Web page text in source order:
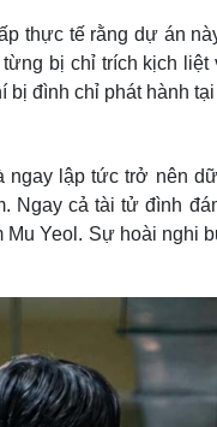
thực tế rằng dự án
bị chỉ trích kịch
bị đình chỉ phát hành tại
lập tức trở nên
Ngay cả tài tử đình
Yeol. Sự hoài nghi